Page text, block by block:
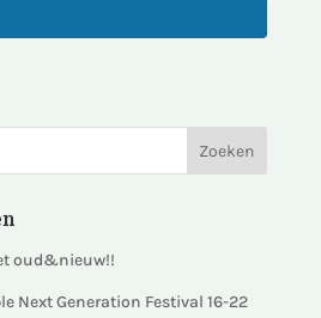
oud&nieuw!!
Next Generation Festival 16-22